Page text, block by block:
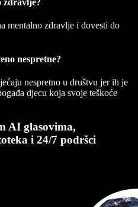
mentalno zdravlje i dovesti do
nespretne?
nespretno u društvu jer ih je
djecu koja svoje teškoće
AI glasovima,
i 24/7 podršci